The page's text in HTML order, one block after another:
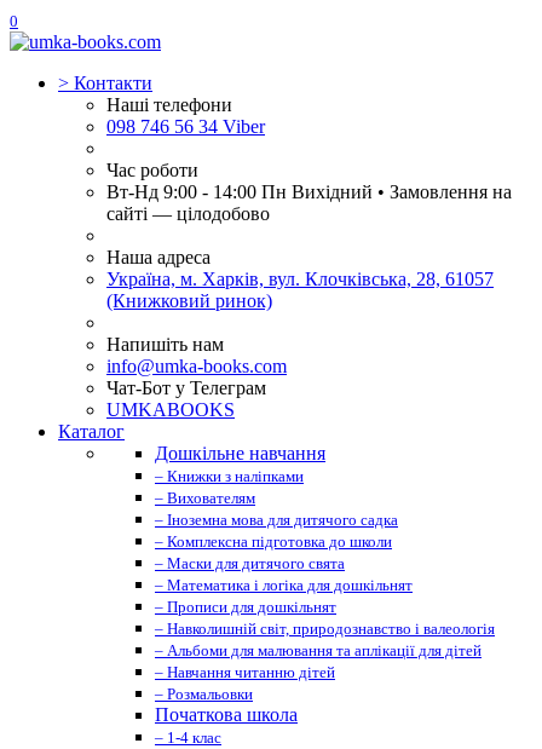
0
> Контакти
Наші телефони
098 746 56 34 Viber
Час роботи
Вт-Нд 9:00 - 14:00 Пн Вихідний • Замовлення на
сайті — цілодобово
Наша адреса
Україна, м. Харків, вул. Клочківська, 28, 61057
(Книжковий ринок)
Напишіть нам
info@umka-books.com
Чат-Бот у Телеграм
UMKABOOKS
Каталог
Дошкільне навчання
– Книжки з наліпками
– Вихователям
– Іноземна мова для дитячого садка
– Комплексна підготовка до школи
– Маски для дитячого свята
– Математика і логіка для дошкільнят
– Прописи для дошкільнят
– Навколишній світ, природознавство і валеологія
– Альбоми для малювання та аплікації для дітей
– Навчання читанню дітей
– Розмальовки
Початкова школа
– 1-4 клас